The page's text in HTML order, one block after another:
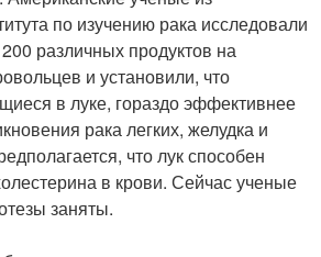
по изучению рака исследовали
различных продуктов на
и установили, что
в луке, гораздо эффективнее
рака легких, желудка и
что лук способен
в крови. Сейчас ученые
заняты.